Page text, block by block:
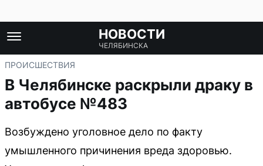
НОВОСТИ
ЧЕЛЯБИНСКА
ПРОИСШЕСТВИЯ
В Челябинске раскрыли драку в
автобусе №483
Возбуждено уголовное дело по факту
умышленного причинения вреда здоровью.